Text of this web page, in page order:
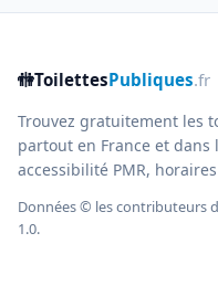
🚻ToilettesPubliques.fr
Trouvez gratuitement les
partout en France et dans
accessibilité PMR,
Données © les contributeurs
1.0.